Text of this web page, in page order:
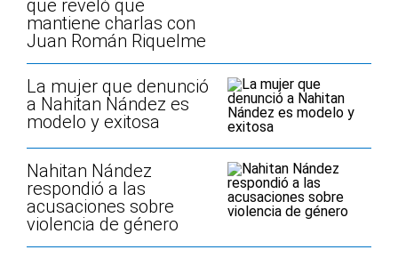
que reveló que
mantiene charlas con
Juan Román Riquelme
La mujer que denunció
a Nahitan Nández es
modelo y exitosa
Nahitan Nández
respondió a las
acusaciones sobre
violencia de género